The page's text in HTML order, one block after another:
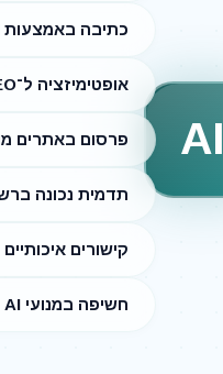
כתיבה באמצעות AI
אופטימיזציה ל־SEO
פרסום באתרים
תדמית נכונה
קישורים איכותיים
חשיפה במנועי AI
AI